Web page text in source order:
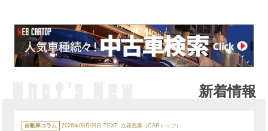
新着情報
カ
テ自動車コラム 2026年08月09日 TEXT: 立花義鷹（CARトップ）